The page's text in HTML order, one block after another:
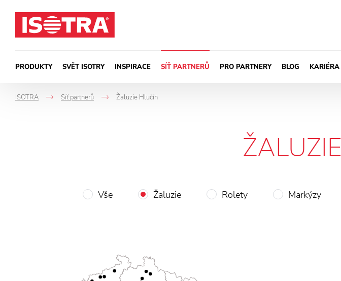
PRODUKTY SVĚT ISOTRY INSPIRACE SÍŤ PARTNERŮ PRO PARTNERY BLOG KARIÉRA
ISOTRA
->
Síť partnerů Žaluzie Hlučín
ŽALUZIE
Vše Žaluzie Rolety Markýzy